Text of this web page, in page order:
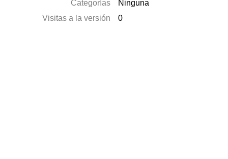
Categorías
Ninguna
Visitas a la versión
0